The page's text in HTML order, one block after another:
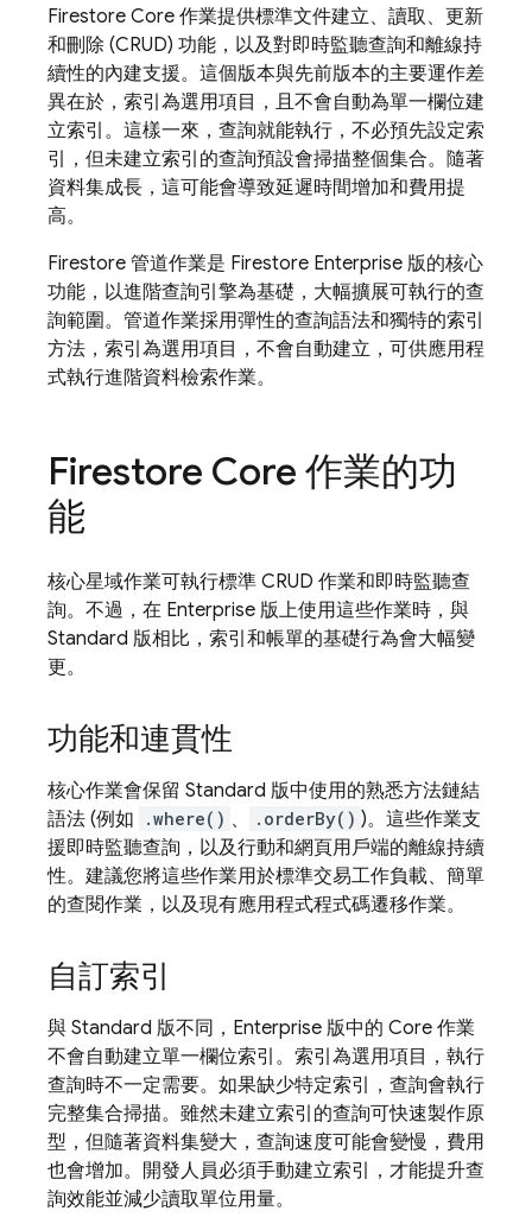
Firestore Core 作業提供標準文件建立、讀取、更新
和刪除 (CRUD) 功能，以及對即時監聽查詢和離線持
續性的內建支援。這個版本與先前版本的主要運作差
異在於，索引為選用項目，且不會自動為單一欄位建
立索引。這樣一來，查詢就能執行，不必預先設定索
引，但未建立索引的查詢預設會掃描整個集合。隨著
資料集成長，這可能會導致延遲時間增加和費用提
高。
Firestore 管道作業是 Firestore Enterprise 版的核心
功能，以進階查詢引擎為基礎，大幅擴展可執行的查
詢範圍。管道作業採用彈性的查詢語法和獨特的索引
方法，索引為選用項目，不會自動建立，可供應用程
式執行進階資料檢索作業。
Firestore Core 作業的功
能
核心星域作業可執行標準 CRUD 作業和即時監聽查
詢。不過，在 Enterprise 版上使用這些作業時，與
Standard 版相比，索引和帳單的基礎行為會大幅變
更。
功能和連貫性
核心作業會保留 Standard 版中使用的熟悉方法鏈結
語法 (例如
.where() 、 .orderBy() )。這些作業支
援即時監聽查詢，以及行動和網頁用戶端的離線持續
性。建議您將這些作業用於標準交易工作負載、簡單
的查閱作業，以及現有應用程式程式碼遷移作業。
自訂索引
與 Standard 版不同，Enterprise 版中的 Core 作業
不會自動建立單一欄位索引。索引為選用項目，執行
查詢時不一定需要。如果缺少特定索引，查詢會執行
完整集合掃描。雖然未建立索引的查詢可快速製作原
型，但隨著資料集變大，查詢速度可能會變慢，費用
也會增加。開發人員必須手動建立索引，才能提升查
詢效能並減少讀取單位用量。